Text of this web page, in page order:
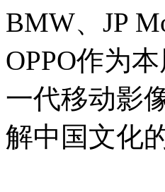
BMW、JP
OPPO作为
一代移动影
解中国文化